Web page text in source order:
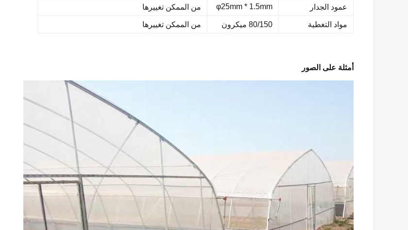
عمود الجدار φ25mm * 1.5mm من الممكن تغييرها
مواد التغطية 80/150 ميكرون من الممكن تغييرها
أمثلة على الصور